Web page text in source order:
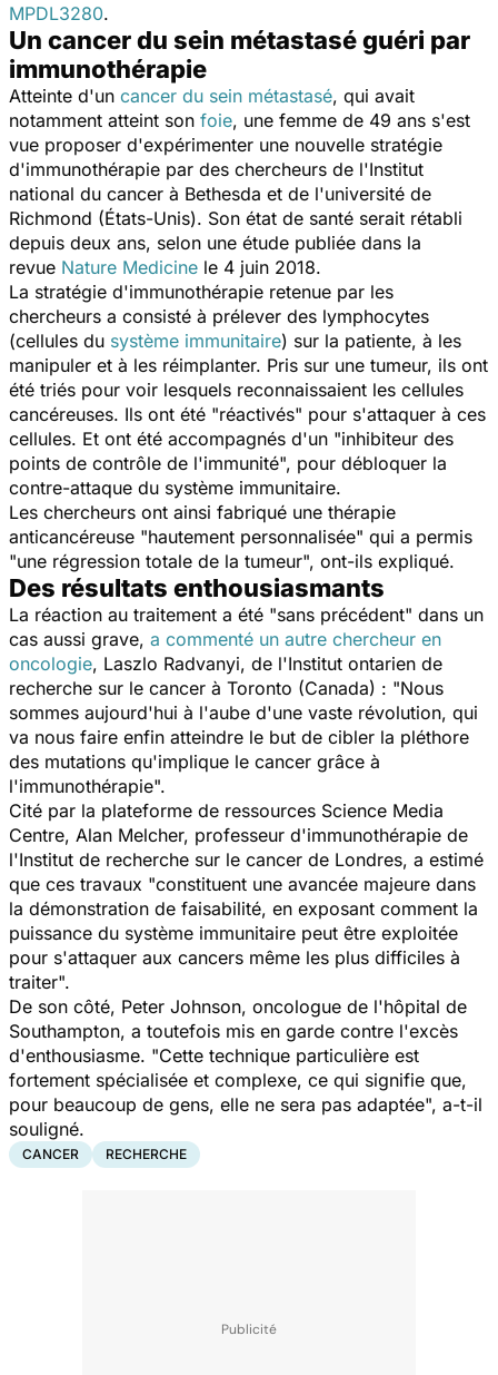
MPDL3280.
Un cancer du sein métastasé guéri par
immunothérapie
Atteinte d'un cancer du sein métastasé, qui avait
notamment atteint son foie, une femme de 49 ans s'est
vue proposer d'expérimenter une nouvelle stratégie
d'immunothérapie par des chercheurs de l'Institut
national du cancer à Bethesda et de l'université de
Richmond (États-Unis). Son état de santé serait rétabli
depuis deux ans, selon une étude publiée dans la
revue Nature Medicine le 4 juin 2018.
La stratégie d'immunothérapie retenue par les
chercheurs a consisté à prélever des lymphocytes
(cellules du système immunitaire) sur la patiente, à les
manipuler et à les réimplanter. Pris sur une tumeur, ils ont
été triés pour voir lesquels reconnaissaient les cellules
cancéreuses. Ils ont été "réactivés" pour s'attaquer à ces
cellules. Et ont été accompagnés d'un "inhibiteur des
points de contrôle de l'immunité", pour débloquer la
contre-attaque du système immunitaire.
Les chercheurs ont ainsi fabriqué une thérapie
anticancéreuse "hautement personnalisée" qui a permis
"une régression totale de la tumeur", ont-ils expliqué.
Des résultats enthousiasmants
La réaction au traitement a été "sans précédent" dans un
cas aussi grave, a commenté un autre chercheur en
oncologie, Laszlo Radvanyi, de l'Institut ontarien de
recherche sur le cancer à Toronto (Canada) : "Nous
sommes aujourd'hui à l'aube d'une vaste révolution, qui
va nous faire enfin atteindre le but de cibler la pléthore
des mutations qu'implique le cancer grâce à
l'immunothérapie".
Cité par la plateforme de ressources Science Media
Centre, Alan Melcher, professeur d'immunothérapie de
l'Institut de recherche sur le cancer de Londres, a estimé
que ces travaux "constituent une avancée majeure dans
la démonstration de faisabilité, en exposant comment la
puissance du système immunitaire peut être exploitée
pour s'attaquer aux cancers même les plus difficiles à
traiter".
De son côté, Peter Johnson, oncologue de l'hôpital de
Southampton, a toutefois mis en garde contre l'excès
d'enthousiasme. "Cette technique particulière est
fortement spécialisée et complexe, ce qui signifie que,
pour beaucoup de gens, elle ne sera pas adaptée", a-t-il
souligné.
CANCER RECHERCHE